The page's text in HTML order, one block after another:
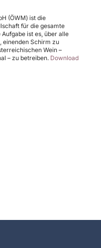
(ÖWM) ist die
für die gesamte
ist es, über alle
einenden Schirm zu
Wein –
– zu betreiben. Download